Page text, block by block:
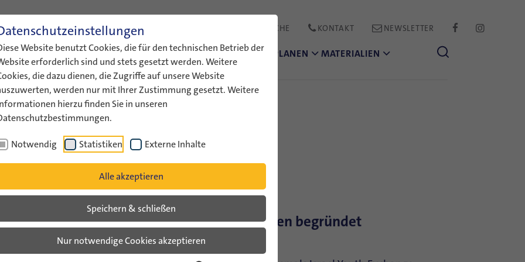
Website benutzt Cookies, die für den technischen Betrieb der
erforderlich sind und stets gesetzt werden. Weitere
die dazu dienen, die Zugriffe auf unsere Website
werden nur mit Ihrer Zustimmung gesetzt. Weitere
hierzu finden Sie in unseren
Notwendig Statistiken Externe Inhalte
Alle akzeptieren
Speichern & schließen
Nur notwendige Cookies akzeptieren
ENGLISH LEICHTE SPRACHE GEBÄRDENSPRACHE KONTAKT NEWSLETTER FACEBOOK
ÜBER UNS AKTUELLES FÖRDERUNG AUSTAUSCH PLANEN MATERIALIEN
Con-T-Acts - Auch 2013 neue Partnerschaften begründet
2013